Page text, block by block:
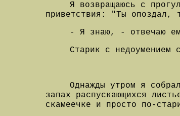
Я возвращаюсь с
приветствия: "Ты опоздал,
- Я знаю, - отвечаю
Старик с недоумением
Однажды утром я
запах распускающихся
скамеечке и просто по-